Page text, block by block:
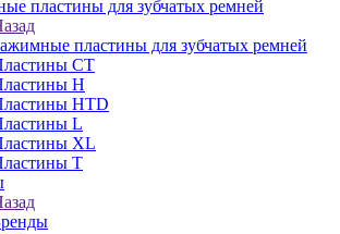
пластины для зубчатых ремней
пластины для зубчатых ремней
CT
H
HTD
L
XL
T